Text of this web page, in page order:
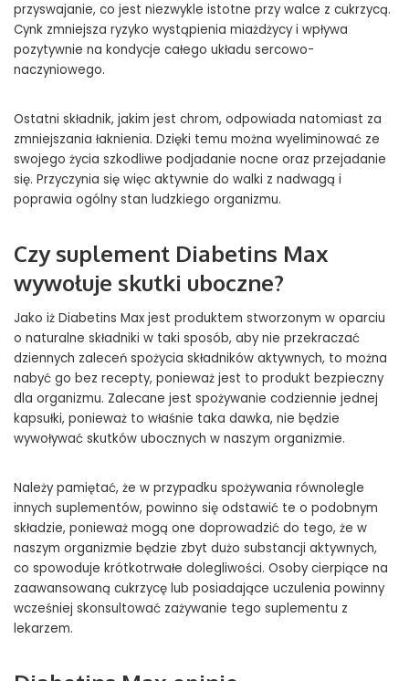
przyswajanie, co jest niezwykle istotne przy walce z cukrzycą.
Cynk zmniejsza ryzyko wystąpienia miażdżycy i wpływa
pozytywnie na kondycje całego układu sercowo-
naczyniowego.
Ostatni składnik, jakim jest chrom, odpowiada natomiast za
zmniejszania łaknienia. Dzięki temu można wyeliminować ze
swojego życia szkodliwe podjadanie nocne oraz przejadanie
się. Przyczynia się więc aktywnie do walki z nadwagą i
poprawia ogólny stan ludzkiego organizmu.
Czy suplement Diabetins Max
wywołuje skutki uboczne?
Jako iż Diabetins Max jest produktem stworzonym w oparciu
o naturalne składniki w taki sposób, aby nie przekraczać
dziennych zaleceń spożycia składników aktywnych, to można
nabyć go bez recepty, ponieważ jest to produkt bezpieczny
dla organizmu. Zalecane jest spożywanie codziennie jednej
kapsułki, ponieważ to właśnie taka dawka, nie będzie
wywoływać skutków ubocznych w naszym organizmie.
Należy pamiętać, że w przypadku spożywania równolegle
innych suplementów, powinno się odstawić te o podobnym
składzie, ponieważ mogą one doprowadzić do tego, że w
naszym organizmie będzie zbyt dużo substancji aktywnych,
co spowoduje krótkotrwałe dolegliwości. Osoby cierpiące na
zaawansowaną cukrzycę lub posiadające uczulenia powinny
wcześniej skonsultować zażywanie tego suplementu z
lekarzem.